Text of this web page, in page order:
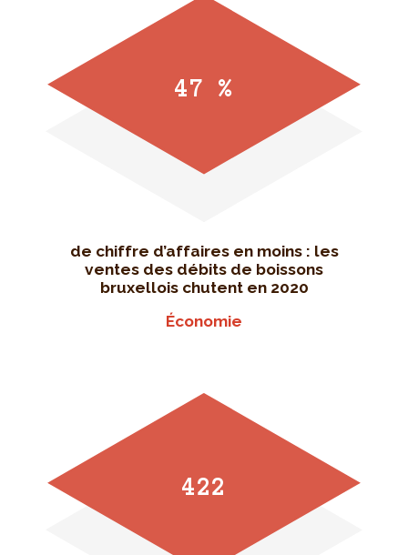
47 %
de chiffre d’affaires en moins : les
ventes des débits de boissons
bruxellois chutent en 2020
Économie
422